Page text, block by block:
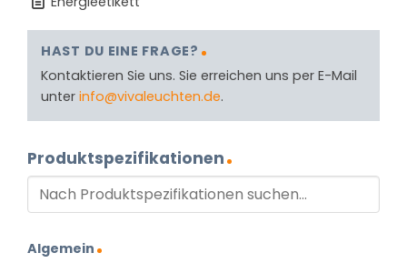
HAST DU EINE FRAGE?
Kontaktieren Sie uns. Sie erreichen uns per E-Mail
unter info@vivaleuchten.de.
Produktspezifikationen
Algemein